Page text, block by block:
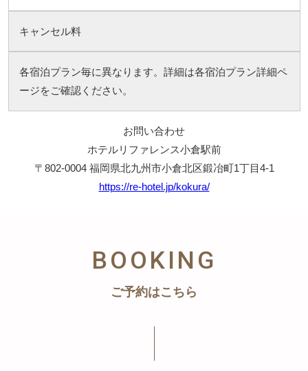
キャンセル料
各宿泊プラン毎に異なります。詳細は各宿泊プラン詳細ペ
ージをご確認ください。
お問い合わせ
ホテルリファレンス小倉駅前
〒802-0004 福岡県北九州市小倉北区鍛冶町1丁目4-1
https://re-hotel.jp/kokura/
BOOKING
ご予約はこちら